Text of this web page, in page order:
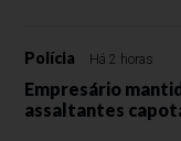
Polícia Há 2 horas
Empresário
assaltantes